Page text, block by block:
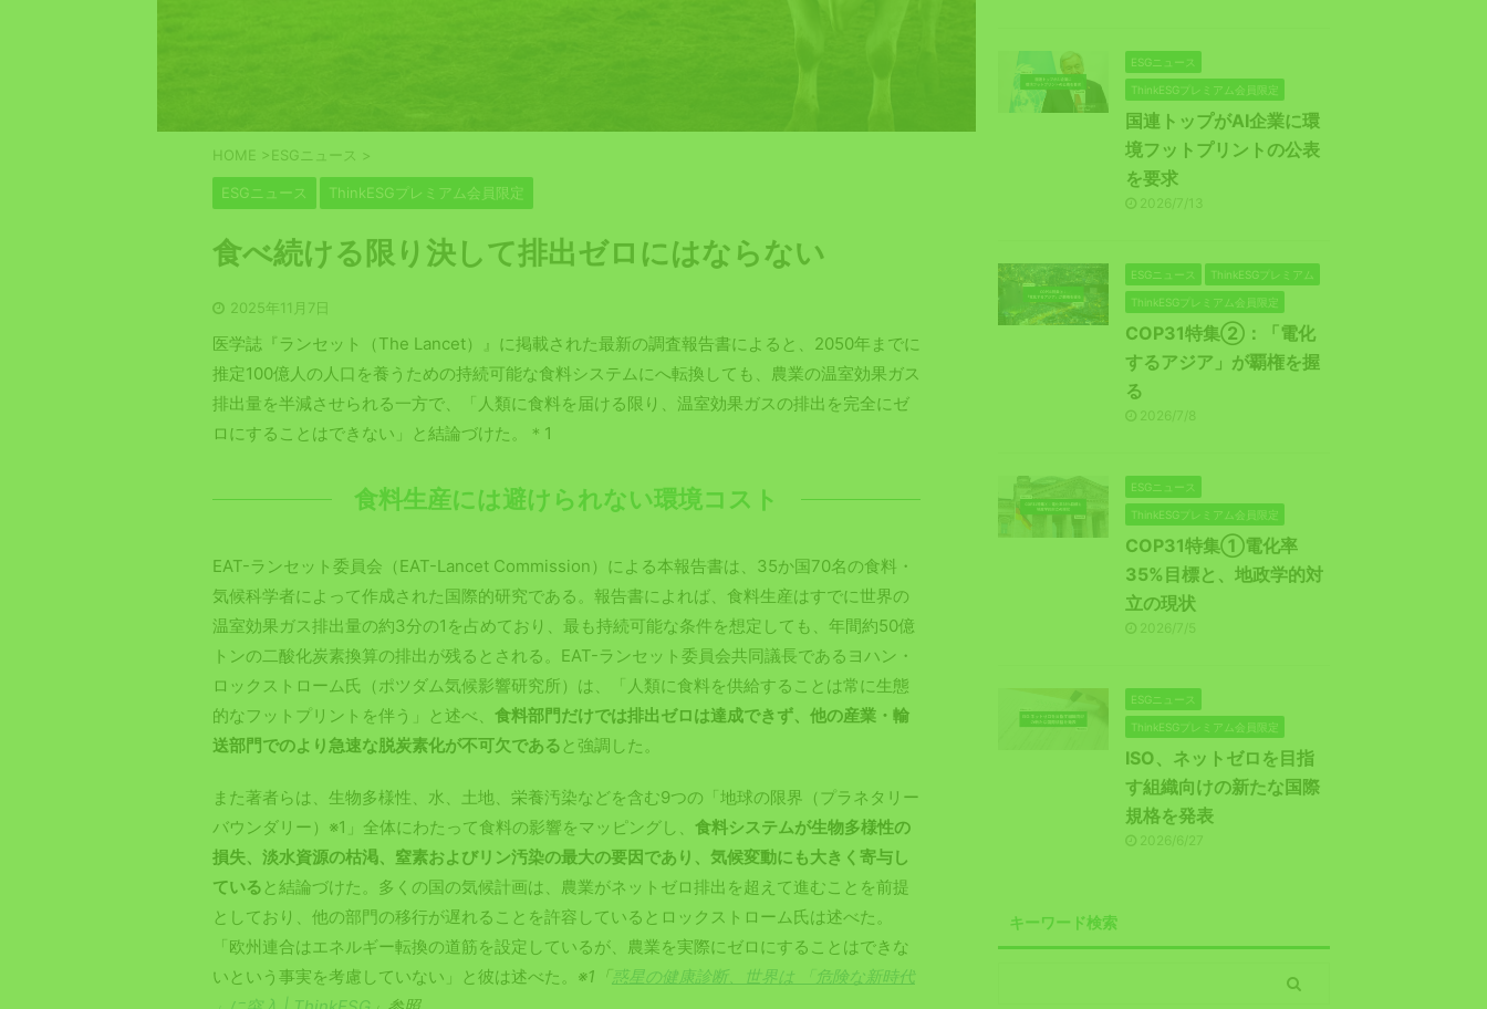
HOME >ESGニュース >
ESGニュース ThinkESGプレミアム会員限定
食べ続ける限り決して排出ゼロにはならない
2025年11月7日
医学誌『ランセット（The Lancet）』に掲載された最新の調査報告書によると、2050年までに
推定100億人の人口を養うための持続可能な食料システムにへ転換しても、農業の温室効果ガス
排出量を半減させられる一方で、「人類に食料を届ける限り、温室効果ガスの排出を完全にゼ
ロにすることはできない」と結論づけた。＊1
食料生産には避けられない環境コスト
EAT-ランセット委員会（EAT-Lancet Commission）による本報告書は、35か国70名の食料・
気候科学者によって作成された国際的研究である。報告書によれば、食料生産はすでに世界の
温室効果ガス排出量の約3分の1を占めており、最も持続可能な条件を想定しても、年間約50億
トンの二酸化炭素換算の排出が残るとされる。EAT-ランセット委員会共同議長であるヨハン・
ロックストローム氏（ポツダム気候影響研究所）は、「人類に食料を供給することは常に生態
的なフットプリントを伴う」と述べ、 食料部門だけでは排出ゼロは達成できず、他の産業・輸
送部門でのより急速な脱炭素化が不可欠である と強調した。
また著者らは、生物多様性、水、土地、栄養汚染などを含む9つの「地球の限界（プラネタリー
バウンダリー）※1」全体にわたって食料の影響をマッピングし、 食料システムが生物多様性の
損失、淡水資源の枯渇、窒素およびリン汚染の最大の要因であり、気候変動にも大きく寄与し
ている と結論づけた。多くの国の気候計画は、農業がネットゼロ排出を超えて進むことを前提
としており、他の部門の移行が遅れることを許容しているとロックストローム氏は述べた。
「欧州連合はエネルギー転換の道筋を設定しているが、農業を実際にゼロにすることはできな
いという事実を考慮していない」と彼は述べた。 ※1「 惑星の健康診断、世界は 「危険な新時代
ESGニュース
ThinkESGプレミアム会員限定
国連トップがAI企業に環
境フットプリントの公表
を要求
2026/7/13
ESGニュース ThinkESGプレミアム
ThinkESGプレミアム会員限定
COP31特集②：「電化
するアジア」が覇権を握
る
2026/7/8
ESGニュース
ThinkESGプレミアム会員限定
COP31特集①電化率
35%目標と、地政学的対
立の現状
2026/7/5
ESGニュース
ThinkESGプレミアム会員限定
ISO、ネットゼロを目指
す組織向けの新たな国際
規格を発表
2026/6/27
キーワード検索